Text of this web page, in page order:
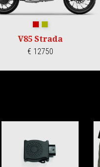
V85 Strada
€ 12750